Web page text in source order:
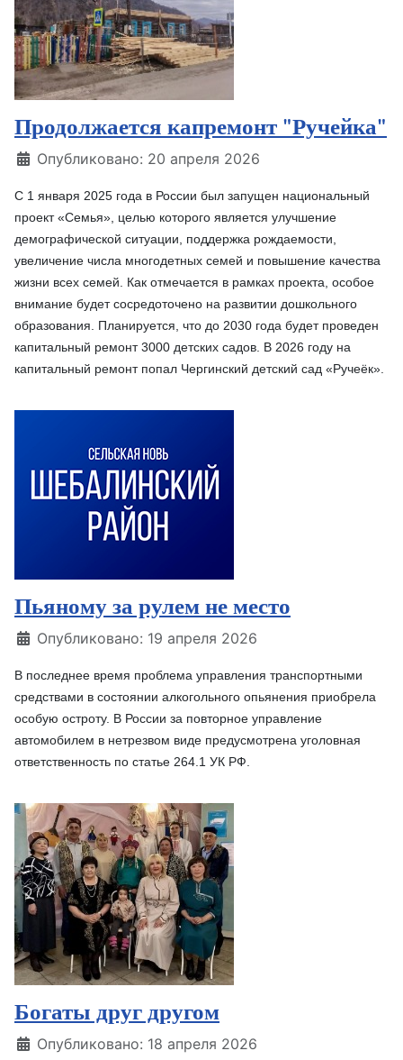
Продолжается капремонт "Ручейка"
Информация о материале
Опубликовано: 20 апреля 2026
С 1 января 2025 года в России был запущен национальный
проект «Семья», целью которого является улучшение
демографической ситуации, поддержка рождаемости,
увеличение числа многодетных семей и повышение качества
жизни всех семей. Как отмечается в рамках проекта, особое
внимание будет сосредоточено на развитии дошкольного
образования. Планируется, что до 2030 года будет проведен
капитальный ремонт 3000 детских садов. В 2026 году на
капитальный ремонт попал Чергинский детский сад «Ручеёк».
Пьяному за рулем не место
Информация о материале
Опубликовано: 19 апреля 2026
В последнее время проблема управления транспортными
средствами в состоянии алкогольного опьянения приобрела
особую остроту. В России за повторное управление
автомобилем в нетрезвом виде предусмотрена уголовная
ответственность по статье 264.1 УК РФ.
Богаты друг другом
Информация о материале
Опубликовано: 18 апреля 2026